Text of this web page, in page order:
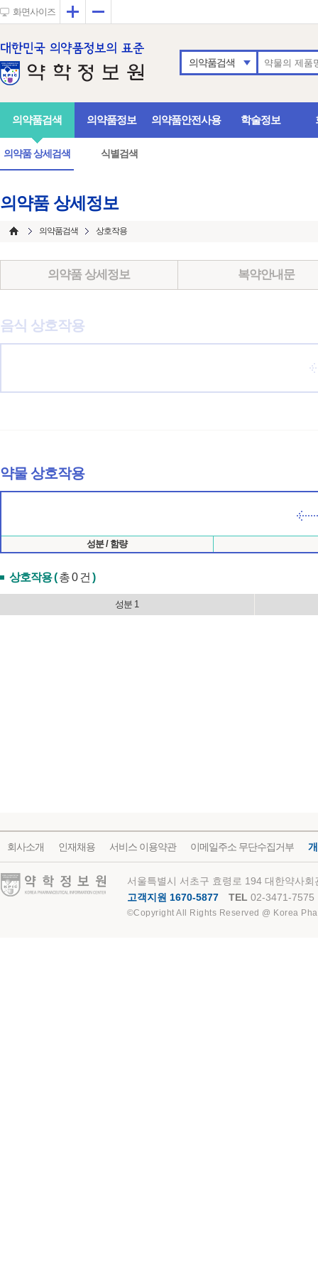
화면사이즈 확대
의약품검색
의약품검색
의약품 상세검색 식별검색
의약품정보 의약품안전사용 학술정보
의약품 상세정보
의약품검색 상호작용
의약품 상세정보 복약안내문
음식 상호작용
약물 상호작용
성분 / 함량
상호작용 (총 0 건 )
성분 1
회사소개 인재채용 서비스 이용약관 이메일주소 무단수집거부
약학정보원
서울특별시 서초구 효령로 194 대한약사
고객지원 1670-5877
TEL 02-3471-7575
©Copyright All Rights Reserved @ Korea